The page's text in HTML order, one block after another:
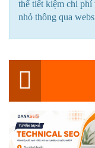
thể tiết kiệm chi phí
nhỏ thông qua